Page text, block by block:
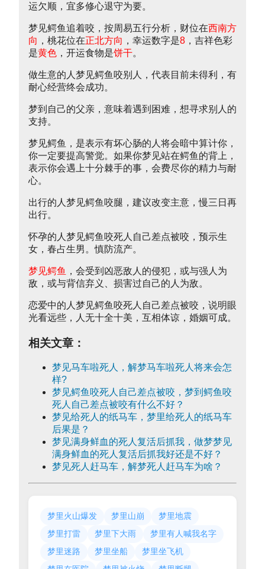
运欠顺，宜多修心退守为要。
梦见鳄鱼追着咬，按周易五行分析，财位在西南方
向 ，桃花位在正北方向 ，幸运数字是8 ，吉祥色彩
是黄色 ，开运食物是饼干。
做生意的人梦见鳄鱼咬别人，代表目前未得利，有
耐心经营终会成功。
梦到自己的父亲，意味着遇到困难，想寻求别人的
支持。
梦见鳄鱼，是表示有坏心肠的人将会暗中算计你，
你一定要提高警觉。如果你梦见站在鳄鱼的背上，
表示你会遇上十分棘手的事，会费尽你的精力与耐
心。
出行的人梦见鳄鱼咬腿，建议改变主意，慢三日再
出行。
怀孕的人梦见鳄鱼咬死人自己差点被咬，预示生
女，春占生男。慎防流产。
梦见鳄鱼 ，会受到凶恶敌人的侵犯，或与强人为
敌，或与背信弃义、损害过自己的人为敌。
恋爱中的人梦见鳄鱼咬死人自己差点被咬，说明眼
光看远些，人无十全十美，互相体谅，婚姻可成。
相关文章：
梦见马车啦死人，解梦马车啦死人将来会怎
样?
梦见鳄鱼咬死人自己差点被咬，梦到鳄鱼咬
死人自己差点被咬有什么不好？
梦见给死人的纸马车，梦里给死人的纸马车
后果是？
梦见满身鲜血的死人复活后抓我，做梦梦见
满身鲜血的死人复活后抓我好还是不好？
梦见死人赶马车，解梦死人赶马车为啥？
梦里火山爆发 梦里山崩
梦里地震
梦里打雷
梦里下大雨
梦里有人喊我名字
梦里迷路
梦里坐船
梦里坐飞机